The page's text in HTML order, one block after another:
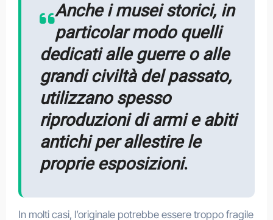
Anche i musei storici, in
particolar modo quelli
dedicati alle guerre o alle
grandi civiltà del passato,
utilizzano spesso
riproduzioni di armi e abiti
antichi per allestire le
proprie esposizioni.
In molti casi, l’originale potrebbe essere troppo fragile